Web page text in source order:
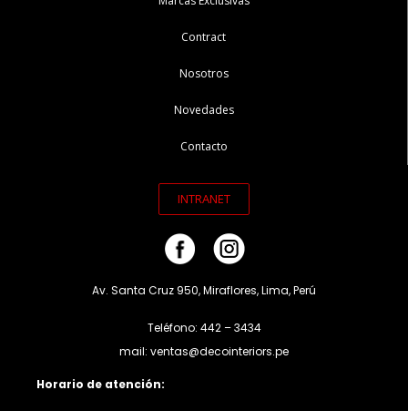
Contract
Nosotros
Novedades
Contacto
INTRANET
Av. Santa Cruz 950, Miraflores, Lima, Perú
Teléfono: 442 – 3434
mail: ventas@decointeriors.pe
Horario de atención: